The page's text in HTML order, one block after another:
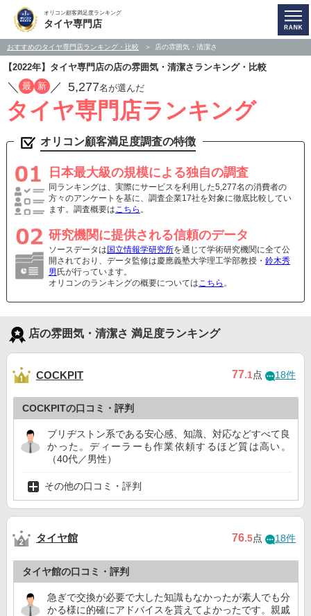
オリコン顧客満足度ランキング
タイヤ専門店
おすすめのタイヤ専門店ランキング・比較 店の雰囲気・清潔さ
【2022年】タイヤ専門店の店の雰囲気・清潔さランキング・比較
／ 最 新 ／ 5,277名が選んだ
タイヤ専門店ランキング
オリコン顧客満足度調査の特徴
日本最大級の規模による独自の調査
同ランキングは、実際にサービスを利用した5,277名の消費者の
方々のアンケートを基に、調査企業17社を対象に徹底比較してい
ます。調査概要はこちら 。
研究機関に提供される信頼のデータ
ソースデータは 国立情報学研究所を通じて学術研究機関に全て公
開されており、データ監修は慶應義塾大学理工学部教授・ 鈴木秀
男 氏が行っています。
オリコンのランキングの概要についてはこちら 。
店の雰囲気・清潔さ 満足度ランキング
COCKPIT 77.1点 18件
COCKPITの口コミ・評判
ブリヂストン系である安心感、知識、対応などすべて良
かった。ディーラーも作業依頼するほど質は高い。
（40代／男性）
その他の口コミ・評判
タイヤ館 76.5点 18件
タイヤ館の口コミ・評判
急ぎで交換が必要で大した知識もなかったが素人でも分
かる様に的確にアドバイスを貰えてよかったです。親戚